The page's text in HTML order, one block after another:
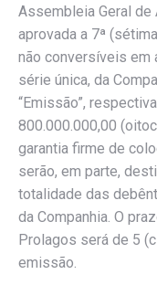
Assembleia Geral
aprovada a 7ª
não conversíveis em
série única, da
“Emissão”,
800.000.000,00
garantia firme de
serão, em parte,
totalidade das
da Companhia. O
Prolagos será de 5
emissão.